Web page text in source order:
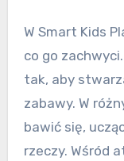
W Smart Kids
co go
tak, aby
zabawy. W
bawić się,
rzeczy. Wśród